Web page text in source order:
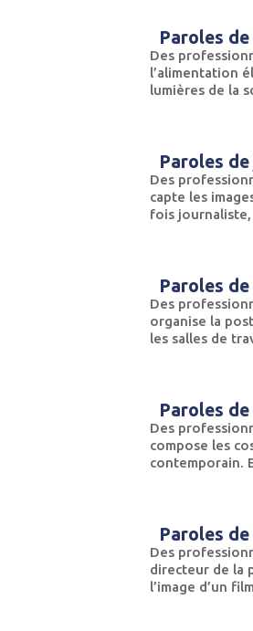
Paroles
Des
l’alimentation
lumières de la
Paroles
Des
capte les
fois journaliste,
Paroles
Des
organise la
les salles de
Paroles
Des
compose les
contemporain.
Paroles
Des
directeur de la
l’image d’un